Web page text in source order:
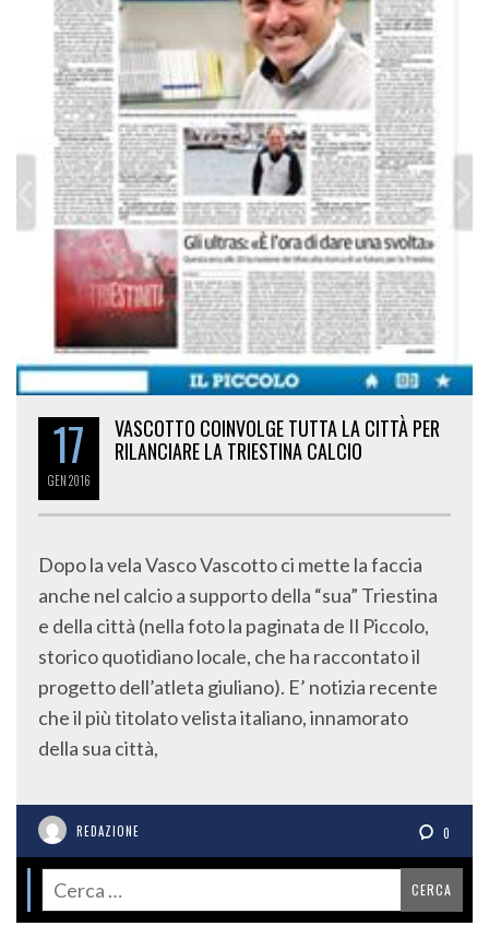
17
GEN2016
VASCOTTO COINVOLGE TUTTA LA CITTÀ PER
RILANCIARE LA TRIESTINA CALCIO
Dopo la vela Vasco Vascotto ci mette la faccia
anche nel calcio a supporto della “sua” Triestina
e della città (nella foto la paginata de Il Piccolo,
storico quotidiano locale, che ha raccontato il
progetto dell’atleta giuliano). E’ notizia recente
che il più titolato velista italiano, innamorato
della sua città,
REDAZIONE 0